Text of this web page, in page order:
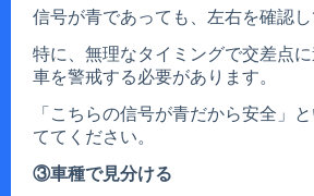
信号が青であっても、左右を確認し
特に、無理なタイミングで交差点
車を警戒する必要があります。
「こちらの信号が青だから安全」
ててください。
③車種で見分ける